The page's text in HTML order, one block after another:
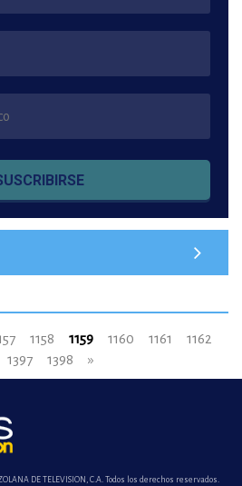
1158 1159 1160 1161
1162
1397 1398 »
DE TELEVISION, C.A. Todos los derechos reservados.